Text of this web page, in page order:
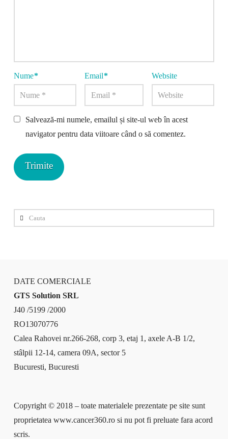
Nume* Email* Website
Salvează-mi numele, emailul și site-ul web în acest
navigator pentru data viitoare când o să comentez.
Cauta
DATE COMERCIALE
GTS Solution SRL
J40 /5199 /2000
RO13070776
Calea Rahovei nr.266-268, corp 3, etaj 1, axele A-B 1/2,
stâlpii 12-14, camera 09A, sector 5
Bucuresti, Bucuresti
Copyright © 2018 – toate materialele prezentate pe site sunt
proprietatea www.cancer360.ro si nu pot fi preluate fara acord
scris.